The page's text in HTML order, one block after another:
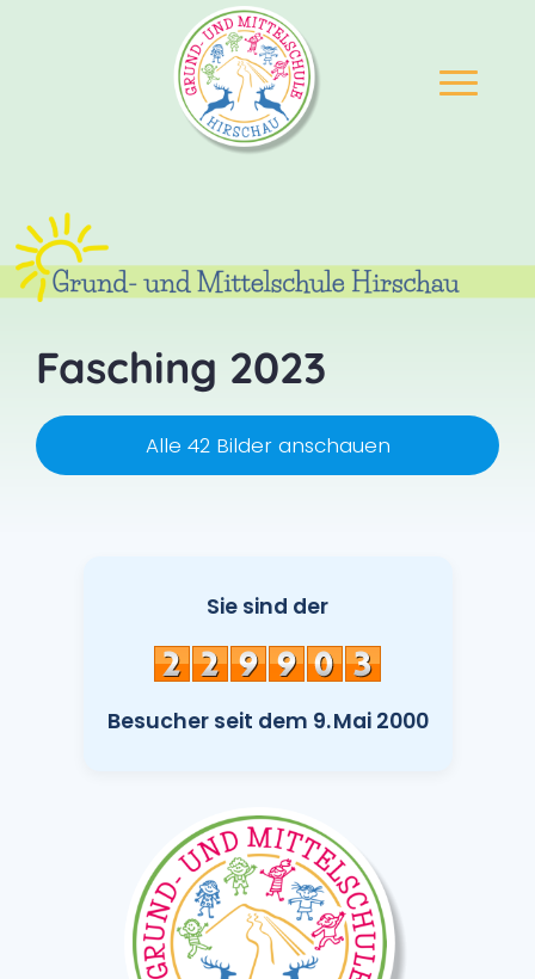
Fasching 2023
Alle 42 Bilder anschauen
Sie sind der
Besucher seit dem 9. Mai 2000